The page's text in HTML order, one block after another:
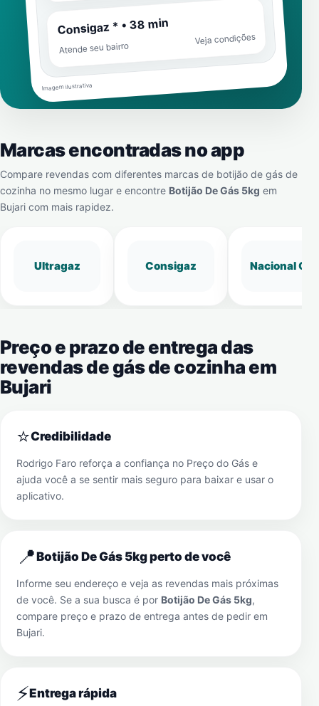
Consigaz * • 38 min
Atende seu bairro
Veja condições
Imagem ilustrativa
Marcas encontradas no app
Compare revendas com diferentes marcas de botijão de gás de
cozinha no mesmo lugar e encontre Botijão De Gás 5kg em
Bujari com mais rapidez.
Ultragaz Consigaz Nacional Gás
Preço e prazo de entrega das
revendas de gás de cozinha em
Bujari
⭐Credibilidade
Rodrigo Faro reforça a confiança no Preço do Gás e
ajuda você a se sentir mais seguro para baixar e usar o
aplicativo.
📍Botijão De Gás 5kg perto de você
Informe seu endereço e veja as revendas mais próximas
de você. Se a sua busca é por Botijão De Gás 5kg,
compare preço e prazo de entrega antes de pedir em
Bujari.
⚡Entrega rápida